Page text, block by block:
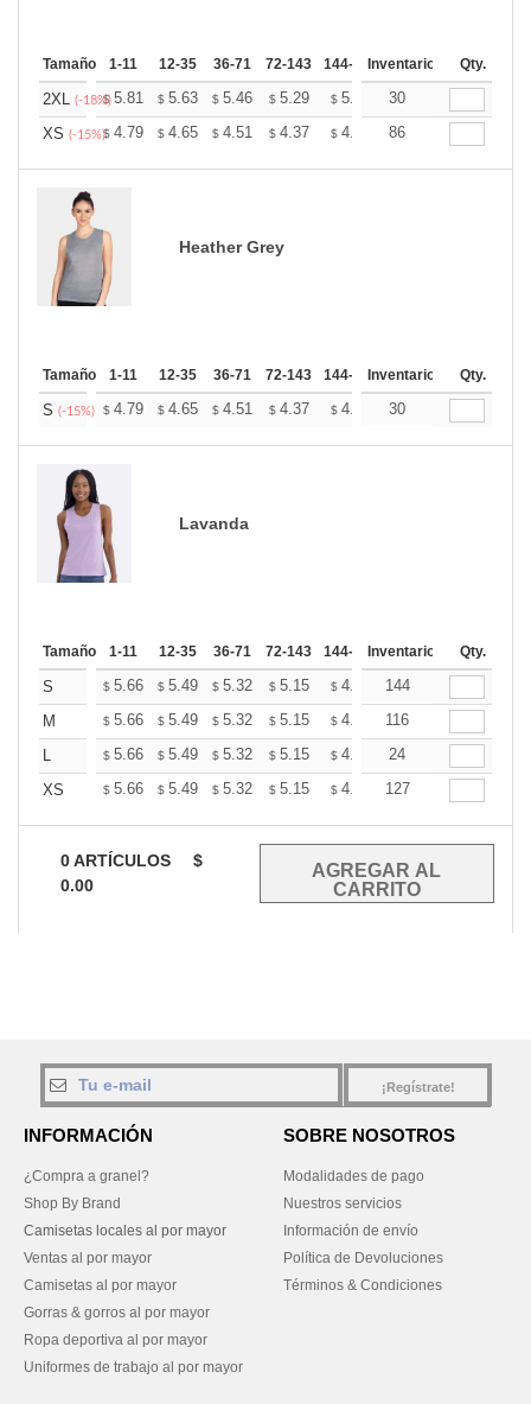
Tamaño 1-11 12-35 36-71 72-143 144-287 288 + Mas
Inventario Qty.
2XL (-18%)
$5.81 $ 5.63 $ 5.46 $ 5.29 $ 5.12 $5.03
30
XS (-15%)$ 4.79 $ 4.65 $ 4.51 $ 4.37 $ 4.22 $4.15
86
Heather Grey
Tamaño 1-11 12-35 36-71 72-143 144-287 288 + Mas
Inventario Qty.
S (-15%) $ 4.79 $ 4.65 $ 4.51 $ 4.37 $ 4.22 $4.15
30
Lavanda
Tamaño 1-11 12-35 36-71 72-143 144-287 288 + Mas
Inventario Qty.
S $ 5.66 $ 5.49 $ 5.32 $ 5.15 $ 4.99 $4.90
144
M
$ 5.66 $ 5.49 $ 5.32 $ 5.15 $ 4.99 $4.90
116
L
$ 5.66 $ 5.49 $ 5.32 $ 5.15 $ 4.99 $4.90
24
XS
$ 5.66 $ 5.49 $ 5.32 $ 5.15 $ 4.99 $4.90
127
0ARTÍCULOS
$
0.00
¡Regístrate!
INFORMACIÓN
¿Compra a granel?
Shop By Brand
Camisetas locales al por mayor
Ventas al por mayor
Camisetas al por mayor
Gorras & gorros al por mayor
Ropa deportiva al por mayor
Uniformes de trabajo al por mayor
SOBRE NOSOTROS
Modalidades de pago
Nuestros servicios
Información de envío
Política de Devoluciones
Términos & Condiciones